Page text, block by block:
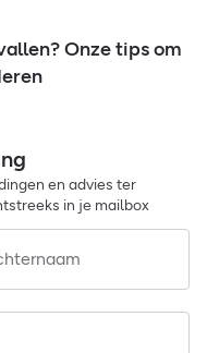
Onze tips om
en advies ter
in je mailbox